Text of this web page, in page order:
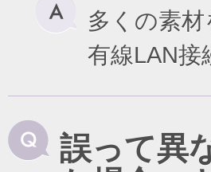
多くの素
有線LAN接
誤って異